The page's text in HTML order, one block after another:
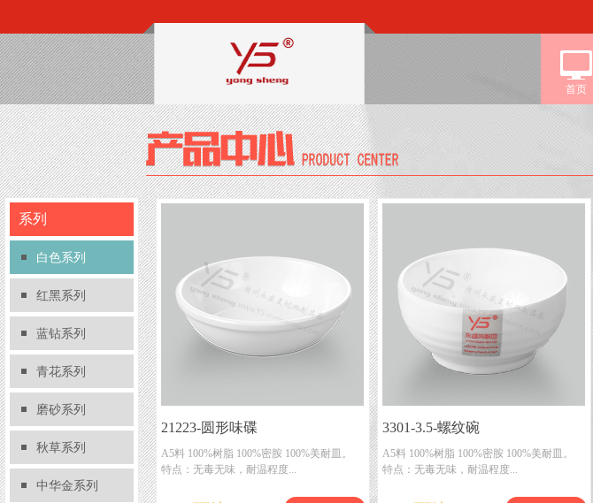
首页
系列
白色系列
红黑系列
蓝钻系列
青花系列
磨砂系列
秋草系列
中华金系列
21223-圆形味碟
A5料 100%树脂 100%密胺 100%美耐皿。
特点：无毒无味，耐温程度...
3301-3.5-螺纹碗
A5料 100%树脂 100%密胺 100%美耐皿。
特点：无毒无味，耐温程度...